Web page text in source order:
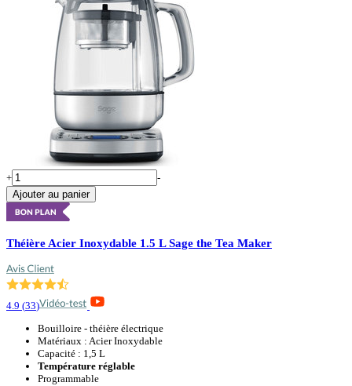
+
-
Ajouter au panier
Théière Acier Inoxydable 1.5 L Sage the Tea Maker
4.9 (33)
Bouilloire - théière électrique
Matériaux : Acier Inoxydable
Capacité : 1,5 L
Température réglable
Programmable